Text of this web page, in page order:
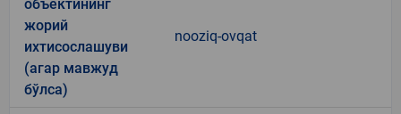
объектининг
жорий
ихтисослашуви
(агар мавжуд
бўлса)
nooziq-ovqat